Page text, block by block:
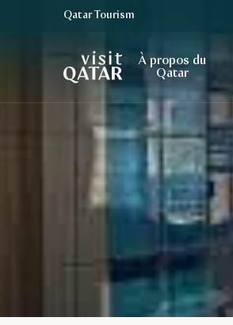
Page d’accueil de Visit Qatar
Qatar Tourism
À propos du
Qatar